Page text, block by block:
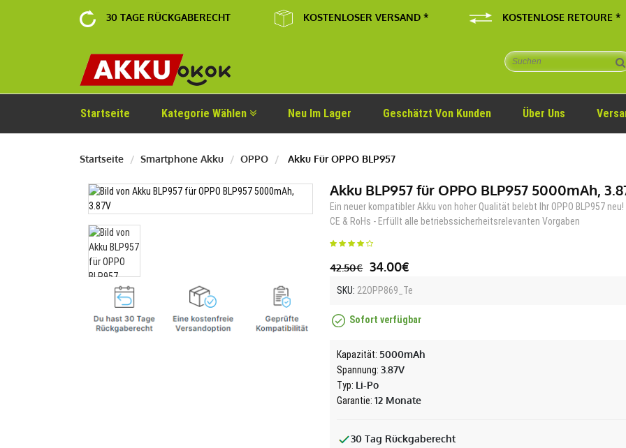
30 TAGE RÜCKGABERECHT KOSTENLOSER VERSAND * KOSTENLOSE RETOURE *
Startseite Kategorie Wählen Neu Im Lager Geschätzt Von Kunden Über Uns
Startseite Smartphone Akku OPPO Akku Für OPPO BLP957
Akku BLP957 für OPPO BLP957 5000mAh,
Ein neuer kompatibler Akku von hoher Qualität belebt Ihr OPPO BLP957 neu!
CE & RoHs - Erfüllt alle betriebssicherheitsrelevanten Vorgaben
42.50€ 34.00€
SKU: 22OPP869_Te
Sofort verfügbar
Kapazität: 5000mAh
Spannung:3.87V
Typ: Li-Po
Garantie:12 Monate
30 Tag Rückgaberecht